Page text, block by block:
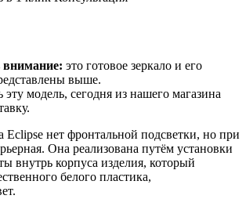
внимание: это готовое зеркало и его
выше.
модель, сегодня из нашего магазина
Eclipse нет фронтальной подсветки, но при
Она реализована путём установки
внутрь корпуса изделия, который
белого пластика,